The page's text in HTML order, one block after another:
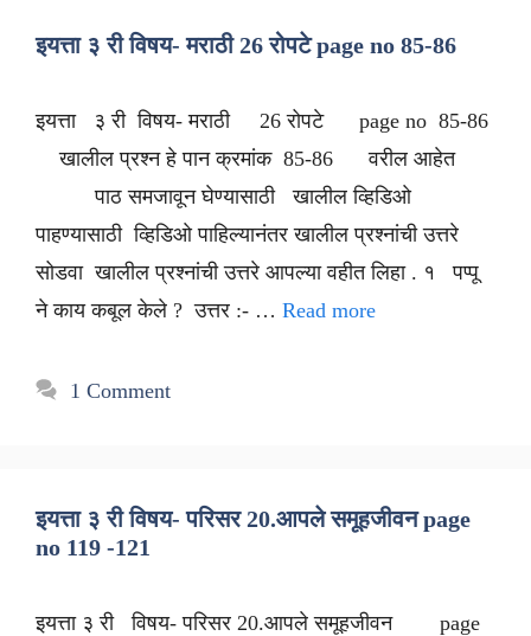
इयत्ता ३ री विषय- मराठी 26 रोपटे page no 85-86
इयत्ता ३ री विषय- मराठी 26 रोपटे page no 85-86
खालील प्रश्न हे पान क्रमांक 85-86 वरील आहेत
पाठ समजावून घेण्यासाठी खालील व्हिडिओ
पाहण्यासाठी व्हिडिओ पाहिल्यानंतर खालील प्रश्नांची उत्तरे
सोडवा खालील प्रश्नांची उत्तरे आपल्या वहीत लिहा . १ पप्पू
ने काय कबूल केले ? उत्तर :- … Read more
1 Comment
इयत्ता ३ री विषय- परिसर 20.आपले समूहजीवन page
no 119 -121
इयत्ता ३ री विषय- परिसर 20.आपले समूहजीवन page